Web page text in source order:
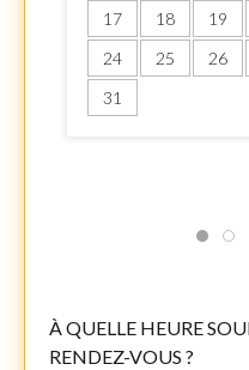
17
18 19
24
25 26
31
À QUELLE HEURE
RENDEZ-VOUS ?